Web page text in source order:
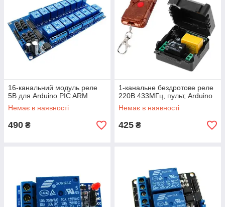
16-канальний модуль реле
5В для Arduino PIC ARM
Немає в наявності
490 ₴
1-канальне бездротове реле
220В 433МГц, пульт, Arduino
Немає в наявності
425 ₴